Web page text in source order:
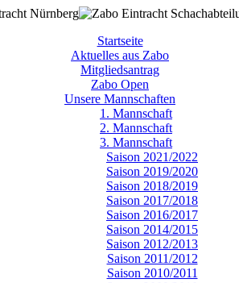
Startseite
Aktuelles aus Zabo
Mitgliedsantrag
Zabo Open
Unsere Mannschaften
1. Mannschaft
2. Mannschaft
3. Mannschaft
Saison 2021/2022
Saison 2019/2020
Saison 2018/2019
Saison 2017/2018
Saison 2016/2017
Saison 2014/2015
Saison 2012/2013
Saison 2011/2012
Saison 2010/2011